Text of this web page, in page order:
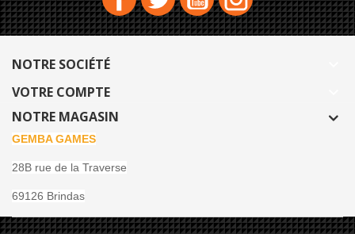
NOTRE SOCIÉTÉ
VOTRE COMPTE
NOTRE MAGASIN
GEMBA GAMES
28B rue de la Traverse
69126 Brindas